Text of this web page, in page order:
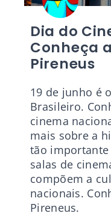
Dia do
Conheça
Pireneus
19 de junho é
Brasileiro.
cinema
mais sobre a
tão importante
salas de
compõem a
nacionais.
Pireneus.